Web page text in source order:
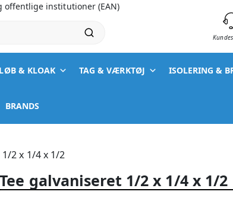
offentlige institutioner (EAN)
& KLOAK TAG & VÆRKTØJ ISOLERING &
BRANDS
2 x 1/4 x 1/2
Tee galvaniseret 1/2 x 1/4 x 1/2